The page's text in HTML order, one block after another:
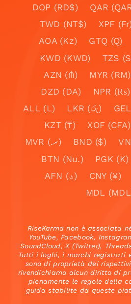
DOP (RD$)
QAR
TWD (NT$)
XPF
AOA (Kz)
GTQ (Q)
KWD (KWD)
TZS
AZN (₼)
MYR (RM)
DZD (DA)
NPR (₨)
ALL (L)
LKR (රු)
KZT (₸)
XOF (CFA)
MVR (.ރ)
BND ($)
BTN (Nu.)
PGK (K)
AFN (؋)
CNY (¥)
MDL
RiseKarma non è associata
YouTube, Facebook,
SoundCloud, X (Twitter),
Tutti i loghi, i marchi registrati
sono di proprietà dei
rivendichiamo alcun diritto di
pienamente le regole della
guida stabilite da queste